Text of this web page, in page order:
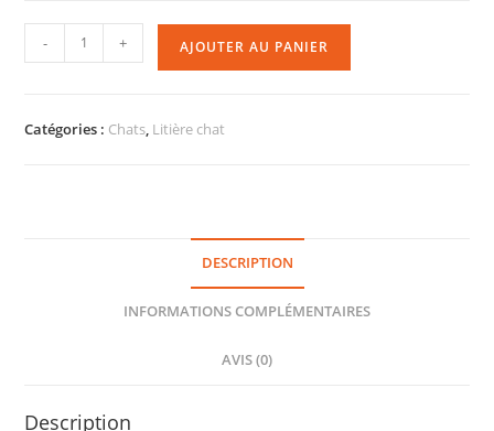
- + AJOUTER AU PANIER
Catégories : Chats, Litière chat
DESCRIPTION
INFORMATIONS COMPLÉMENTAIRES
AVIS (0)
Description